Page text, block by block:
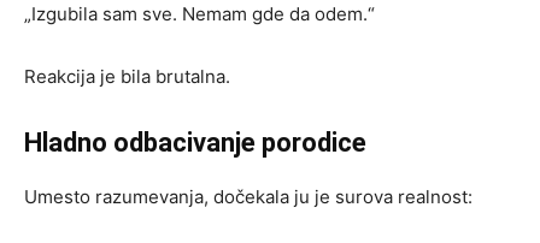
„Izgubila sam sve. Nemam gde da odem.“
Reakcija je bila brutalna.
Hladno odbacivanje porodice
Umesto razumevanja, dočekala ju je surova realnost: